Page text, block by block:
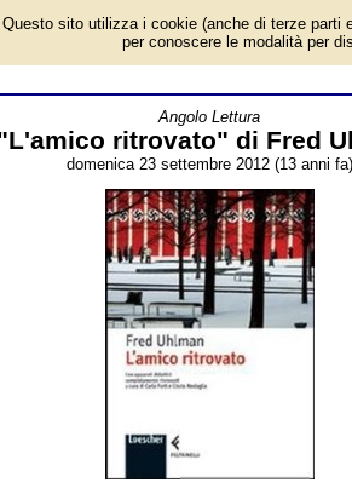
di Fred Uhlman - Almanacco
del 23 settembre, per la rubrica 'Angolo
di Fred Uhlman significa leggere un
Angolo Lettura
ritrovato" di Fred
domenica 23 settembre 2012 (13 anni fa)
Questo sito utilizza i cookie (anche di terze parti
per conoscere le modalità per